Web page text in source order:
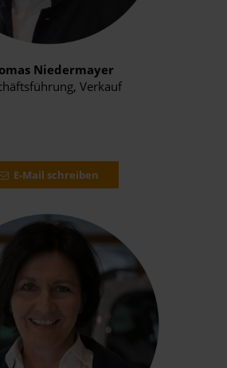
Niedermayer
Verkauf
E-Mail schreiben